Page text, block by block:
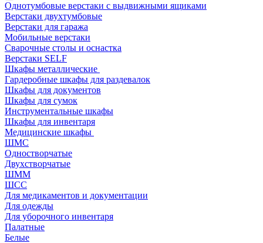
Однотумбовые верстаки с выдвижными ящиками
Верстаки двухтумбовые
Верстаки для гаража
Мобильные верстаки
Сварочные столы и оснастка
Верстаки SELF
Шкафы металлические
Гардеробные шкафы для раздевалок
Шкафы для документов
Шкафы для сумок
Инструментальные шкафы
Шкафы для инвентаря
Медицинские шкафы
ШМС
Одностворчатые
Двухстворчатые
ШММ
ШСС
Для медикаментов и документации
Для одежды
Для уборочного инвентаря
Палатные
Белые